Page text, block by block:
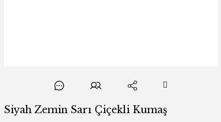
Siyah Zemin Sarı Çiçekli Kumaş